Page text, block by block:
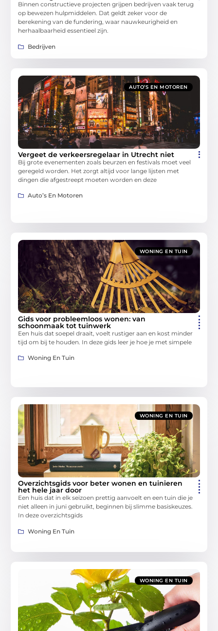
Binnen constructieve projecten grijpen bedrijven vaak terug
op bewezen hulpmiddelen. Dat geldt zeker voor de
berekening van de fundering, waar nauwkeurigheid en
herhaalbaarheid essentieel zijn.
Bedrijven
AUTO’S EN MOTOREN
Vergeet de verkeersregelaar in Utrecht niet
Bij grote evenementen zoals beurzen en festivals moet veel
geregeld worden. Het zorgt altijd voor lange lijsten met
dingen die afgestreept moeten worden en deze
Auto’s En Motoren
WONING EN TUIN
Gids voor probleemloos wonen: van
schoonmaak tot tuinwerk
Een huis dat soepel draait, voelt rustiger aan en kost minder
tijd om bij te houden. In deze gids leer je hoe je met simpele
Woning En Tuin
WONING EN TUIN
Overzichtsgids voor beter wonen en tuinieren
het hele jaar door
Een huis dat in elk seizoen prettig aanvoelt en een tuin die je
niet alleen in juni gebruikt, beginnen bij slimme basiskeuzes.
In deze overzichtsgids
Woning En Tuin
WONING EN TUIN